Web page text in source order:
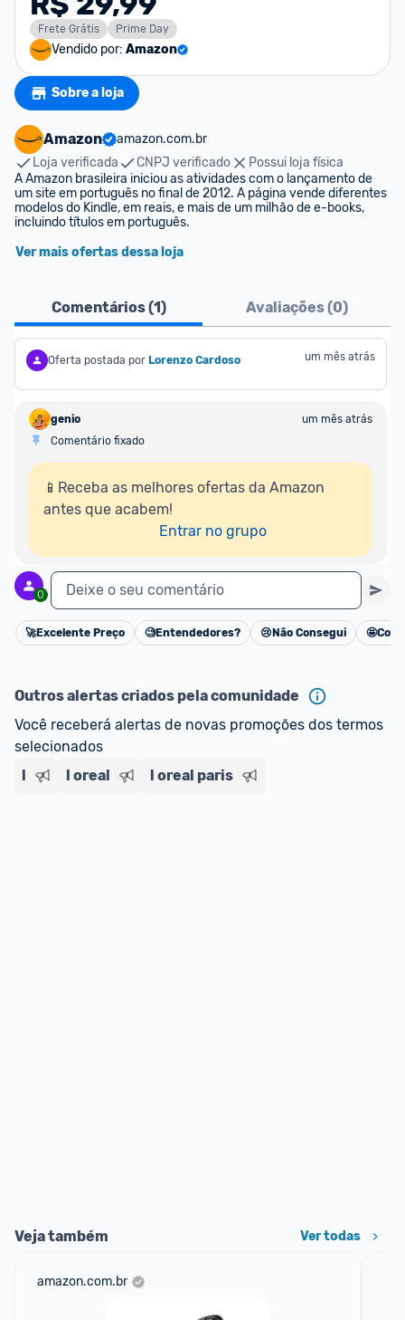
Frete Grátis Prime Day
Vendido por: Amazon
Sobre a loja
Amazon
amazon.com.br
Loja verificada
CNPJ verificado
Possui loja física
A Amazon brasileira iniciou as atividades com o lançamento de
um site em português no final de 2012. A página vende diferentes
modelos do Kindle, em reais, e mais de um milhão de e-books,
incluindo títulos em português.
Ver mais ofertas dessa loja
Comentários (1) Avaliações (0)
Oferta postada por Lorenzo Cardoso um mês atrás
genio
um mês atrás
Comentário fixado
📱Receba as melhores ofertas da Amazon
antes que acabem!
Entrar no grupo
0 Deixe o seu comentário
Cancelar
🚀Excelente Preço 🧐Entendedores? 😢 Não Consegui 🤩
Outros alertas criados pela comunidade
Você receberá alertas de novas promoções dos termos
selecionados
l
l oreal l oreal paris
Veja também Ver todas
amazon.com.br